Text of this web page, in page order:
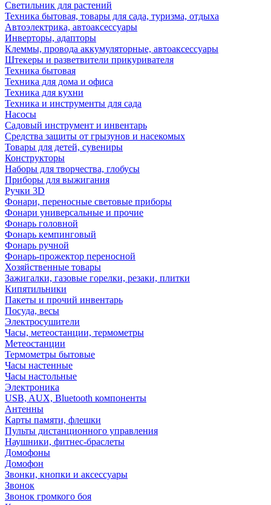
Светильник для растений
Техника бытовая, товары для сада, туризма, отдыха
Автоэлектрика, автоаксессуары
Инверторы, адапторы
Клеммы, провода аккумуляторные, автоаксессуары
Штекеры и разветвители прикуривателя
Техника бытовая
Техника для дома и офиса
Техника для кухни
Техника и инструменты для сада
Насосы
Садовый инструмент и инвентарь
Средства защиты от грызунов и насекомых
Товары для детей, сувениры
Конструкторы
Наборы для творчества, глобусы
Приборы для выжигания
Ручки 3D
Фонари, переносные световые приборы
Фонари универсальные и прочие
Фонарь головной
Фонарь кемпинговый
Фонарь ручной
Фонарь-прожектор переносной
Хозяйственные товары
Зажигалки, газовые горелки, резаки, плитки
Кипятильники
Пакеты и прочий инвентарь
Посуда, весы
Электросушители
Часы, метеостанции, термометры
Метеостанции
Термометры бытовые
Часы настенные
Часы настольные
Электроника
USB, AUX, Bluetooth компоненты
Антенны
Карты памяти, флешки
Пульты дистанционного управления
Наушники, фитнес-браслеты
Домофоны
Домофон
Звонки, кнопки и аксессуары
Звонок
Звонок громкого боя